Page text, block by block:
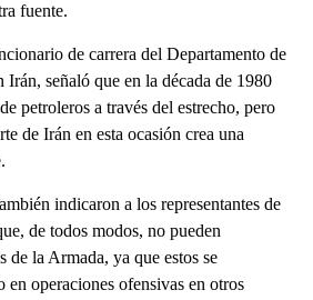
fuente.
de carrera del Departamento de
Irán, señaló que en la década de 1980
petroleros a través del estrecho, pero
de Irán en esta ocasión crea una
indicaron a los representantes de
de todos modos, no pueden
de la Armada, ya que estos se
en operaciones ofensivas en otros